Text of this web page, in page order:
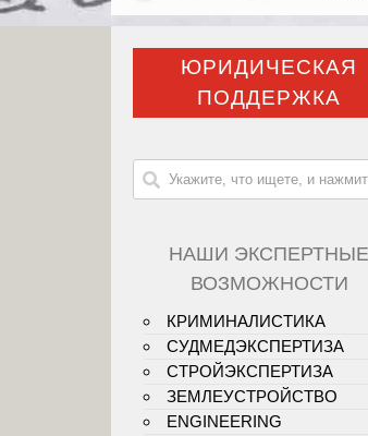
ЮРИДИЧЕСКАЯ
ПОДДЕРЖКА
НАШИ ЭКСПЕРТНЫЕ
ВОЗМОЖНОСТИ
КРИМИНАЛИСТИКА
СУДМЕДЭКСПЕРТИЗА
СТРОЙЭКСПЕРТИЗА
ЗЕМЛЕУСТРОЙСТВО
ENGINEERING